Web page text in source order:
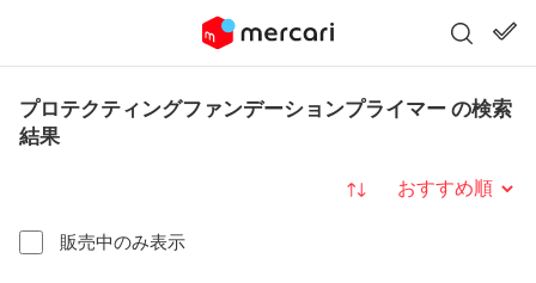
プロテクティングファンデーションプライマー の検索
結果
販売中のみ表示
並び替え